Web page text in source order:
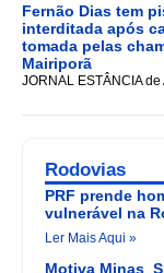
Fernão Dias tem
interditada após
tomada pelas
Mairiporã
JORNAL ESTÂNCIA de
Rodovias
PRF prende
vulnerável na
Ler Mais Aqui »
Motiva